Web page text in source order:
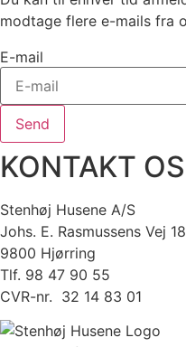
modtage flere e-mails fra
E-mail
Send
KONTAKT OS
Stenhøj Husene A/S
Johs. E. Rasmussens Vej 18
9800 Hjørring
Tlf. 98 47 90 55
CVR-nr. 32 14 83 01